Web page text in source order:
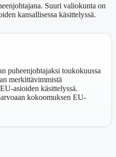
Suuri valiokunta on
kansallisessa käsittelyssä.
puheenjohtajaksi toukokuussa
merkittävimmistä
asioiden käsittelyssä.
kokoomuksen EU-